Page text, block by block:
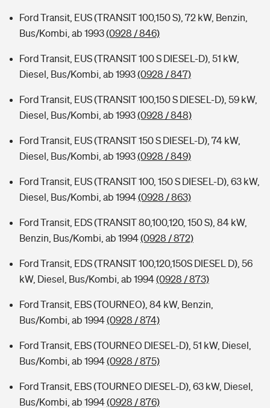
Ford Transit, EUS (TRANSIT 100,150 S), 72 kW, Benzin,
Bus/Kombi, ab 1993(0928 / 846)
Ford Transit, EUS (TRANSIT 100 S DIESEL-D), 51 kW,
Diesel, Bus/Kombi, ab 1993(0928 / 847)
Ford Transit, EUS (TRANSIT 100,150 S DIESEL-D), 59 kW,
Diesel, Bus/Kombi, ab 1993(0928 / 848)
Ford Transit, EUS (TRANSIT 150 S DIESEL-D), 74 kW,
Diesel, Bus/Kombi, ab 1993(0928 / 849)
Ford Transit, EUS (TRANSIT 100, 150 S DIESEL-D), 63 kW,
Diesel, Bus/Kombi, ab 1994(0928 / 863)
Ford Transit, EDS (TRANSIT 80,100,120, 150 S), 84 kW,
Benzin, Bus/Kombi, ab 1994(0928 / 872)
Ford Transit, EDS (TRANSIT 100,120,150S DIESEL D), 56
kW, Diesel, Bus/Kombi, ab 1994(0928 / 873)
Ford Transit, EBS (TOURNEO), 84 kW, Benzin,
Bus/Kombi, ab 1994(0928 / 874)
Ford Transit, EBS (TOURNEO DIESEL-D), 51 kW, Diesel,
Bus/Kombi, ab 1994(0928 / 875)
Ford Transit, EBS (TOURNEO DIESEL-D), 63 kW, Diesel,
Bus/Kombi, ab 1994(0928 / 876)